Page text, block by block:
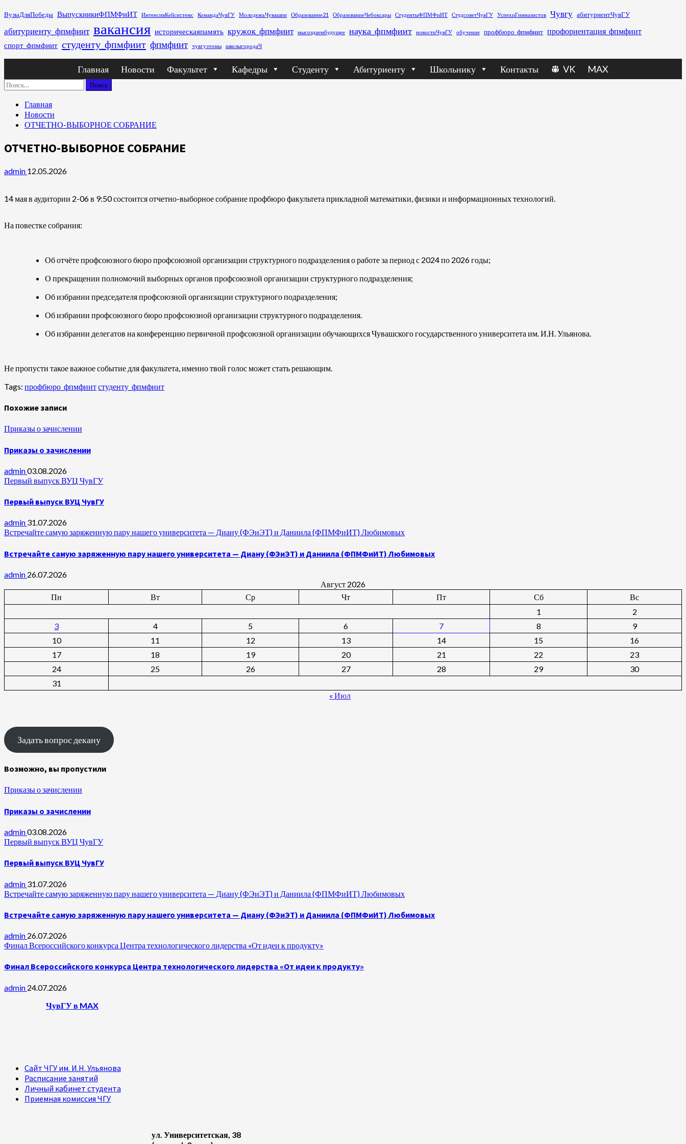
Перейти
содержимому
ВузыДляПобеды ВыпускникиФПМФиИТ ИнтенсивКейсистемс КомандаЧувГУ МолодежьЧувашии Образование21 ОбразованиеЧебоксары СтудентыФПМФиИТ СтудсоветЧувГУ УспехиГимназистов Чувгу абитуриентЧувГУ
абитуриенту_фпмфиит вакансия историческаяпамять кружок_фпмфиит мысоздаембудущее наука_фпмфиит новостиЧувГУ обучение профбюро_фпмфиит профориентация_фпмфиит
спорт_фпмфиит студенту_фпмфиит фпмфиит чувгуэтомы школыгородаЧ
Главная Новости Факультет Кафедры Студенту Абитуриенту Школьнику Контакты VK MAX
Найти:
Главная
Новости
ОТЧЕТНО-ВЫБОРНОЕ СОБРАНИЕ
ОТЧЕТНО-ВЫБОРНОЕ СОБРАНИЕ
admin 12.05.2026
14 мая в аудитории 2-06 в 9:50 состоится отчетно-выборное собрание профбюро факультета прикладной математики, физики и информационных технологий.
На повестке собрания:
Об отчёте профсоюзного бюро профсоюзной организации структурного подразделения о работе за период с 2024 по 2026 годы;
О прекращении полномочий выборных органов профсоюзной организации структурного подразделения;
Об избрании председателя профсоюзной организации структурного подразделения;
Об избрании профсоюзного бюро профсоюзной организации структурного подразделения.
Об избрании делегатов на конференцию первичной профсоюзной организации обучающихся Чувашского государственного университета им. И.Н. Ульянова.
Не пропусти такое важное событие для факультета, именно твой голос может стать решающим.
Tags: профбюро_фпмфиитстуденту_фпмфиит
Похожие записи
Приказы о зачислении
Приказы о зачислении
admin03.08.2026
Первый выпуск ВУЦ ЧувГУ
Первый выпуск ВУЦ ЧувГУ
admin 31.07.2026
Встречайте самую заряженную пару нашего университета — Диану (ФЭиЭТ) и Даниила (ФПМФиИТ) Любимовых
Встречайте самую заряженную пару нашего университета — Диану (ФЭиЭТ) и Даниила (ФПМФиИТ) Любимовых
admin 26.07.2026
Август 2026
Пн
Вт Ср Чт Пт Сб
Вс
1
2
3
4 5 6 7 8
9
10
11 12 13 14 15
16
17
18 19 20 21 22
23
24
25 26 27 28 29
30
31
« Июл
Задать вопрос декану
Возможно, вы пропустили
Приказы о зачислении
Приказы о зачислении
admin03.08.2026
Первый выпуск ВУЦ ЧувГУ
Первый выпуск ВУЦ ЧувГУ
admin 31.07.2026
Встречайте самую заряженную пару нашего университета — Диану (ФЭиЭТ) и Даниила (ФПМФиИТ) Любимовых
Встречайте самую заряженную пару нашего университета — Диану (ФЭиЭТ) и Даниила (ФПМФиИТ) Любимовых
admin 26.07.2026
Финал Всероссийского конкурса Центра технологического лидерства «От идеи к продукту»
Финал Всероссийского конкурса Центра технологического лидерства «От идеи к продукту»
admin 24.07.2026
ЧувГУ в MAX
Сайт ЧГУ им. И.Н. Ульянова
Расписание занятий
Личный кабинет студента
Приемная комиссия ЧГУ
ул. Университетская, 38